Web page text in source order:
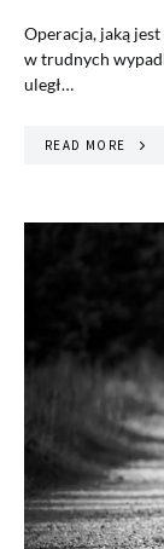
Operacja, jaką
w trudnych
uległ…
READ MORE